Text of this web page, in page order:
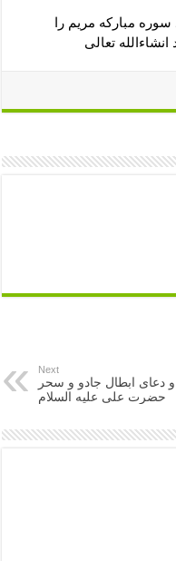
سوره مبارکه مریم را
تعالی
Next
دعای ابطال جادو و سحر
حضرت علی علیه السلام